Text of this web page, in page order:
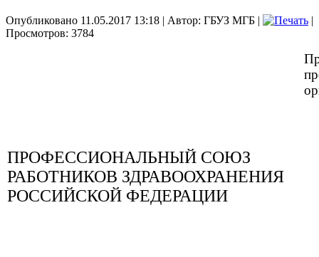
Опубликовано 11.05.2017 13:18 | Автор: ГБУЗ МГБ |
|
Просмотров: 3784
ПРОФЕССИОНАЛЬНЫЙ СОЮЗ
РАБОТНИКОВ ЗДРАВООХРАНЕНИЯ
РОССИЙСКОЙ ФЕДЕРАЦИИ